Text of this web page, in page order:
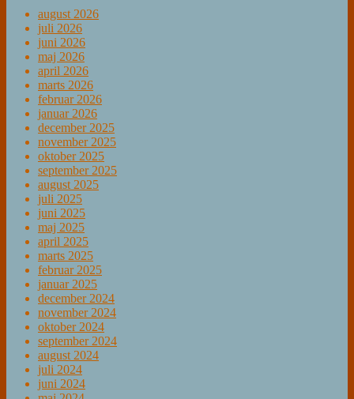
august 2026
juli 2026
juni 2026
maj 2026
april 2026
marts 2026
februar 2026
januar 2026
december 2025
november 2025
oktober 2025
september 2025
august 2025
juli 2025
juni 2025
maj 2025
april 2025
marts 2025
februar 2025
januar 2025
december 2024
november 2024
oktober 2024
september 2024
august 2024
juli 2024
juni 2024